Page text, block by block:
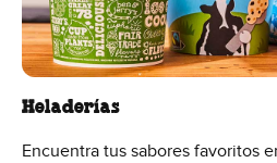
Heladerías
Encuentra tus sabores favoritos